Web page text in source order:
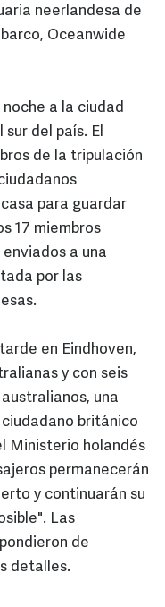
neerlandesa de
Oceanwide
a la ciudad
sur del país. El
de la tripulación
para guardar
17 miembros
a una
por las
en Eindhoven,
y con seis
una
británico
Ministerio holandés
permanecerán
y continuarán su
Las
de
detalles.